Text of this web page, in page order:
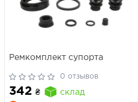
Ремкомплект супорта
0 отзывов
342 ₴
склад